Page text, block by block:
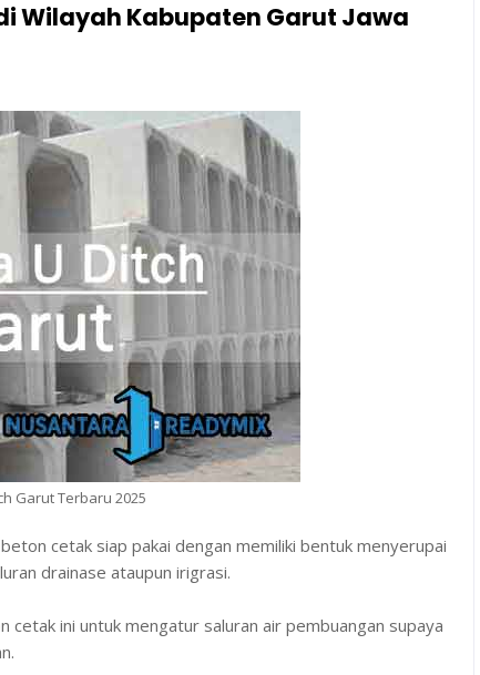
Wilayah Kabupaten Garut Jawa
Garut Terbaru 2025
cetak siap pakai dengan memiliki bentuk menyerupai
drainase ataupun irigrasi.
ini untuk mengatur saluran air pembuangan supaya